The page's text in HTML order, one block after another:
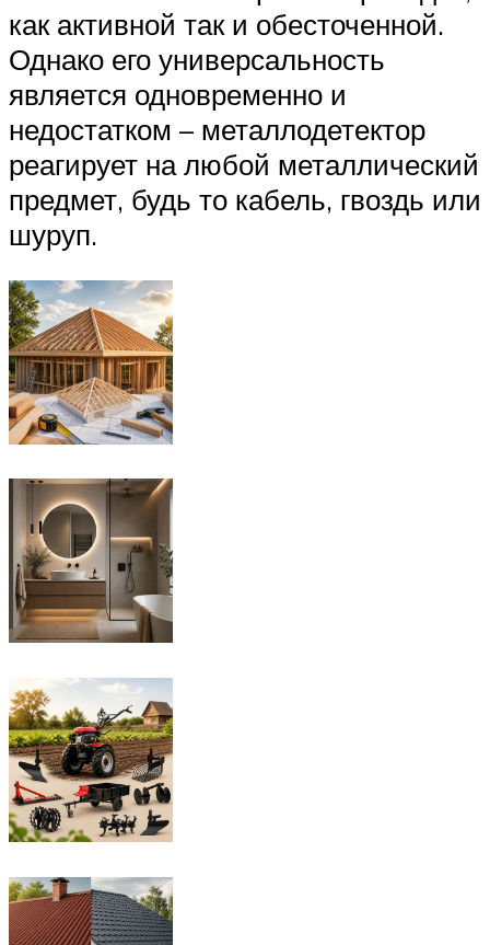
как активной так и обесточенной.
Однако его универсальность
является одновременно и
недостатком – металлодетектор
реагирует на любой металлический
предмет, будь то кабель, гвоздь или
шуруп.